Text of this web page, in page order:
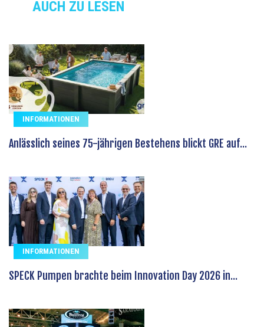
AUCH ZU LESEN
INFORMATIONEN
Anlässlich seines 75-jährigen Bestehens blickt GRE auf...
INFORMATIONEN
SPECK Pumpen brachte beim Innovation Day 2026 in...